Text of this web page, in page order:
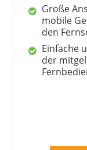
Große
mobile
den
Einfache
der